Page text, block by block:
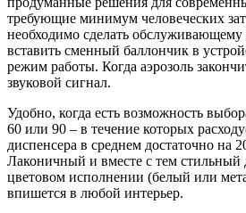
требующие минимум человеческих
необходимо сделать обслуживающему
вставить сменный баллончик в
режим работы. Когда аэрозоль
звуковой сигнал.
Удобно, когда есть возможность
60 или 90 – в течение которых
диспенсера в среднем достаточно на
Лаконичный и вместе с тем стильный
цветовом исполнении (белый или
впишется в любой интерьер.